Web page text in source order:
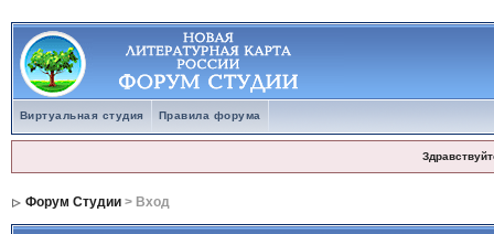
Виртуальная студия Правила форума
Форум Студии> Вход